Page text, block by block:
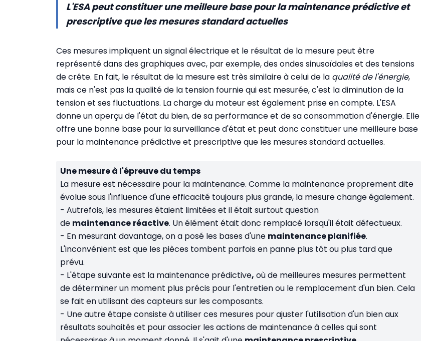
L'ESA peut constituer une meilleure base pour la maintenance prédictive et
prescriptive que les mesures standard actuelles
Ces mesures impliquent un signal électrique et le résultat de la mesure peut être
représenté dans des graphiques avec, par exemple, des ondes sinusoïdales et des tensions
de crête. En fait, le résultat de la mesure est très similaire à celui de la qualité de l'énergie,
mais ce n'est pas la qualité de la tension fournie qui est mesurée, c'est la diminution de la
tension et ses fluctuations. La charge du moteur est également prise en compte. L'ESA
donne un aperçu de l'état du bien, de sa performance et de sa consommation d'énergie. Elle
offre une bonne base pour la surveillance d'état et peut donc constituer une meilleure base
pour la maintenance prédictive et prescriptive que les mesures standard actuelles.
Une mesure à l'épreuve du temps
La mesure est nécessaire pour la maintenance. Comme la maintenance proprement dite
évolue sous l'influence d'une efficacité toujours plus grande, la mesure change également.
- Autrefois, les mesures étaient limitées et il était surtout question
de maintenance réactive. Un élément était donc remplacé lorsqu'il était défectueux.
- En mesurant davantage, on a posé les bases d'une maintenance planifiée.
L'inconvénient est que les pièces tombent parfois en panne plus tôt ou plus tard que
prévu.
- L'étape suivante est la maintenance prédictive, où de meilleures mesures permettent
de déterminer un moment plus précis pour l'entretien ou le remplacement d'un bien. Cela
se fait en utilisant des capteurs sur les composants.
- Une autre étape consiste à utiliser ces mesures pour ajuster l'utilisation d'un bien aux
résultats souhaités et pour associer les actions de maintenance à celles qui sont